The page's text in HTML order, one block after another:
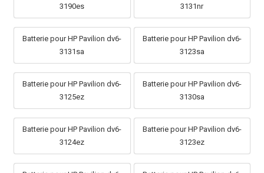
3190es
3131nr
Batterie pour HP Pavilion dv6-
3131sa
Batterie pour HP Pavilion dv6-
3123sa
Batterie pour HP Pavilion dv6-
3125ez
Batterie pour HP Pavilion dv6-
3130sa
Batterie pour HP Pavilion dv6-
3124ez
Batterie pour HP Pavilion dv6-
3123ez